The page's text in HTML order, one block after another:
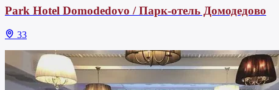
Park Hotel Domodedovo / Парк-отель Домодедово
33